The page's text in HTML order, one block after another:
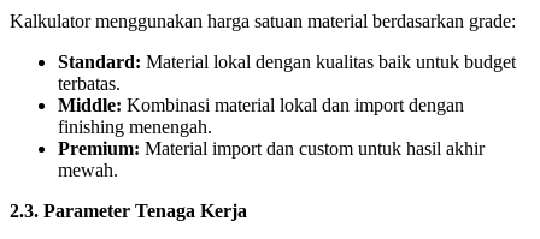
Kalkulator menggunakan harga satuan material berdasarkan grade:
Standard: Material lokal dengan kualitas baik untuk budget
terbatas.
Middle: Kombinasi material lokal dan import dengan
finishing menengah.
Premium: Material import dan custom untuk hasil akhir
mewah.
2.3. Parameter Tenaga Kerja